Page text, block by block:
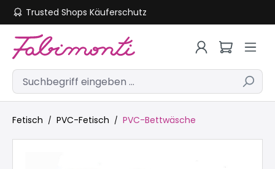
Zum Hauptinhalt springen
Trusted Shops Käuferschutz
Fetisch PVC-Fetisch PVC-Bettwäsche